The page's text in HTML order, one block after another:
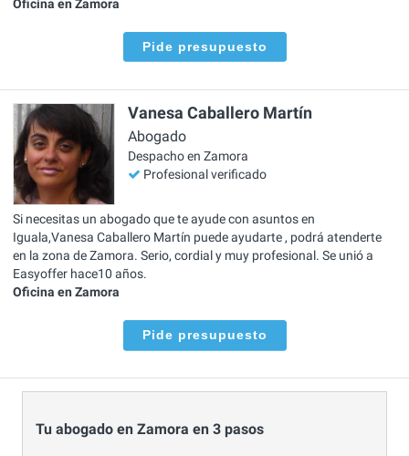
Oficina en Zamora
Pide presupuesto
Vanesa Caballero Martín
Abogado
Despacho en Zamora
Profesional verificado
Si necesitas un abogado que te ayude con asuntos en
Iguala,Vanesa Caballero Martín puede ayudarte , podrá atenderte
en la zona de Zamora. Serio, cordial y muy profesional. Se unió a
Easyoffer hace10 años.
Oficina en Zamora
Pide presupuesto
Tu abogado en Zamora en 3 pasos